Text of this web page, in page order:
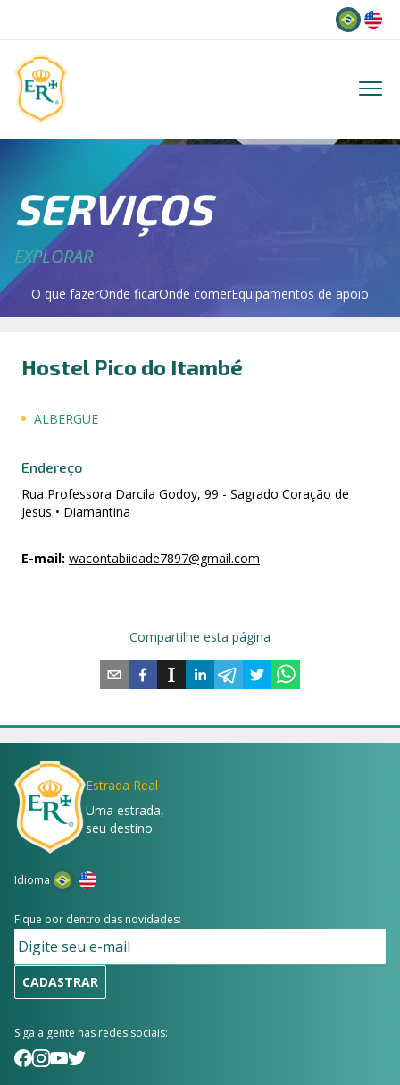
SERVIÇOS
EXPLORAR
O que fazerOnde ficarOnde comerEquipamentos de apoio
Hostel Pico do Itambé
ALBERGUE
Endereço
Rua Professora Darcila Godoy, 99 - Sagrado Coração de
Jesus • Diamantina
E-mail: wacontabiidade7897@gmail.com
Compartilhe esta página
Estrada Real
Uma estrada,
seu destino
Idioma
Fique por dentro das novidades:
CADASTRAR
Siga a gente nas redes sociais: